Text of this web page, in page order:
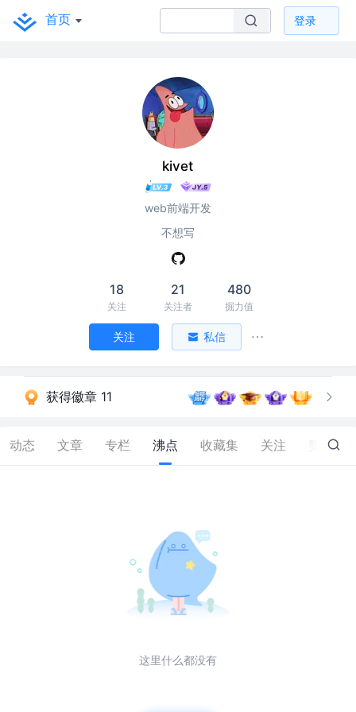
首页 登录
kivet
web前端开发
不想写
18
关注
21
关注者
480
掘力值
关注 私信
获得徽章 11
动态 文章 专栏 沸点 收藏集 关注 0
这里什么都没有